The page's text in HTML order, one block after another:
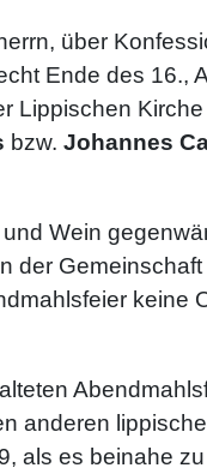
über
Ende des 16.,
Lippischen
bzw. Johannes
Wein
der
keine
anderen
als es beinahe